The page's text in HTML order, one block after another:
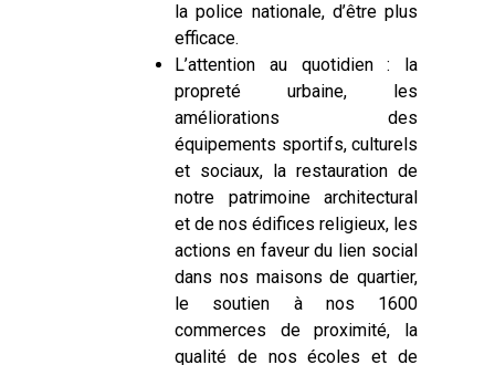
la police nationale, d’être plus
efficace.
L’attention au quotidien : la
propreté urbaine, les
améliorations des
équipements sportifs, culturels
et sociaux, la restauration de
notre patrimoine architectural
et de nos édifices religieux, les
actions en faveur du lien social
dans nos maisons de quartier,
le soutien à nos 1600
commerces de proximité, la
qualité de nos écoles et de